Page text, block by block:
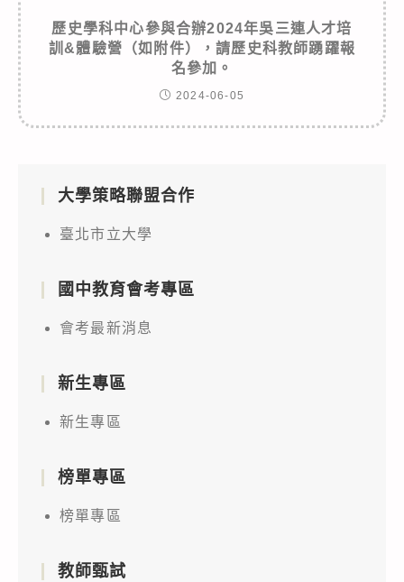
歷史學科中心參與合辦2024年吳三連人才培
訓&體驗營（如附件），請歷史科教師踴躍報
名參加。
2024-06-05
大學策略聯盟合作
臺北市立大學
國中教育會考專區
會考最新消息
新生專區
新生專區
榜單專區
榜單專區
教師甄試